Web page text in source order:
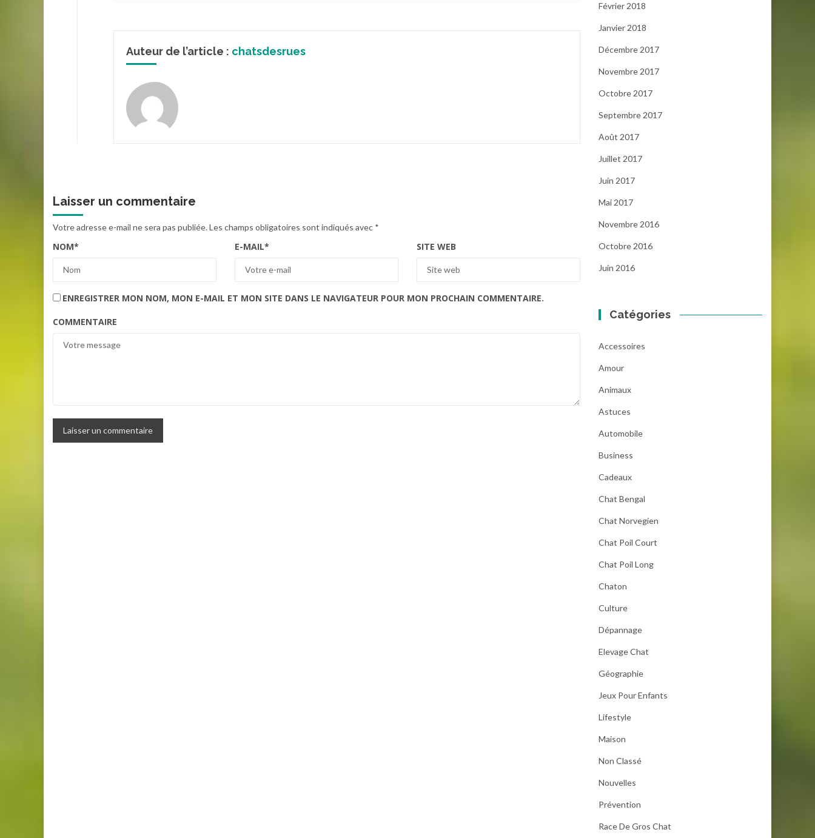
Auteur de l’article : chatsdesrues
Laisser un commentaire
Votre adresse e-mail ne sera pas publiée.Les champs obligatoires sont indiqués avec *
NOM* E-MAIL* SITE WEB
ENREGISTRER MON NOM, MON E-MAIL ET MON SITE DANS LE NAVIGATEUR POUR MON PROCHAIN COMMENTAIRE.
COMMENTAIRE
Février 2018
Janvier 2018
Décembre 2017
Novembre 2017
Octobre 2017
Septembre 2017
Août 2017
Juillet 2017
Juin 2017
Mai 2017
Novembre 2016
Octobre 2016
Juin 2016
Catégories
Accessoires
Amour
Animaux
Astuces
Automobile
Business
Cadeaux
Chat Bengal
Chat Norvegien
Chat Poil Court
Chat Poil Long
Chaton
Culture
Dépannage
Elevage Chat
Géographie
Jeux Pour Enfants
Lifestyle
Maison
Non Classé
Nouvelles
Prévention
Race De Gros Chat